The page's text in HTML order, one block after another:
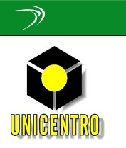
navigation